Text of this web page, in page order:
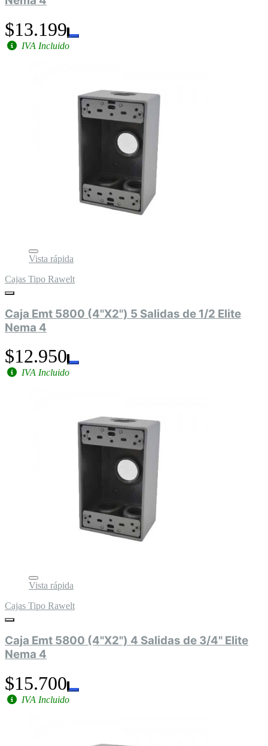
$13.199
IVA Incluido
Vista rápida
Cajas Tipo Rawelt
Caja Emt 5800 (4"X2") 5 Salidas de 1/2 Elite
Nema 4
$12.950
IVA Incluido
Vista rápida
Cajas Tipo Rawelt
Caja Emt 5800 (4"X2") 4 Salidas de 3/4" Elite
Nema 4
$15.700
IVA Incluido